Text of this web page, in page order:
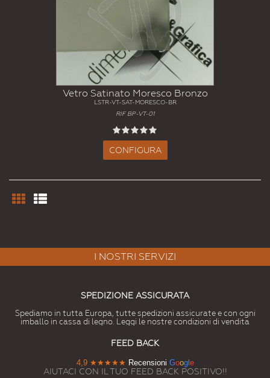
Vetro Satinato Moresco Bronzo
LSTR-VT-SAT-MORESCO-BR
RIF BP-VT-01
CONFIGURA
I NOSTRI SERVIZI
SPEDIZIONE ASSICURATA
Spediamo in tutta Europa, tutte spedizioni assicurate e con ogni
imballo in cassa di legno. Leggi le nostre condizioni di vendita
FEED BACK
4,9 ★★★★★ Recensioni Googl e
AIUTACI CON IL TUO FEED BACK POSITIVO!!